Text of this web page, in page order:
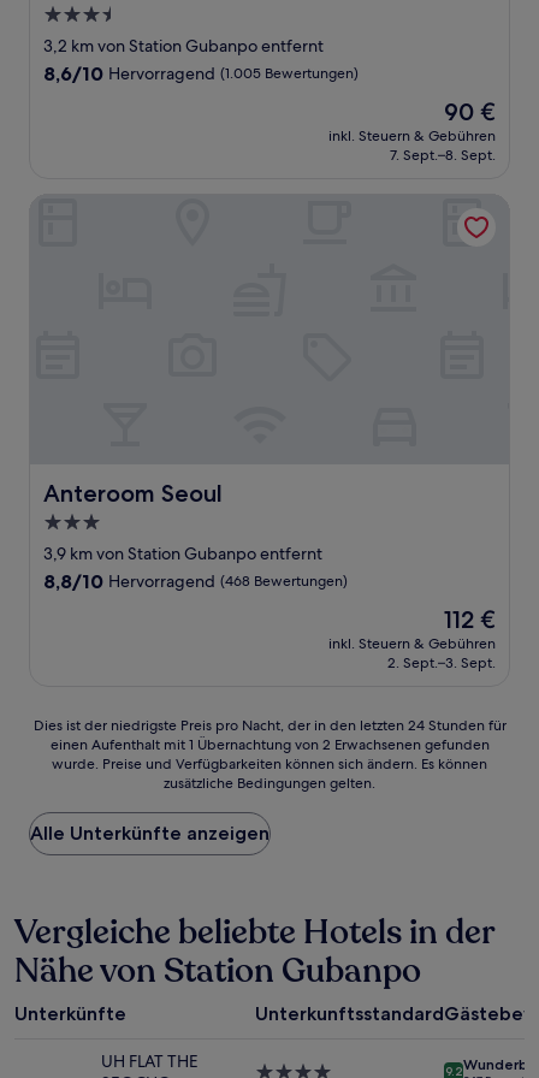
3.5-
Sterne-
Unterkunft
3,2 km von Station Gubanpo entfernt
8.6
8,6/10 Hervorragend (1.005 Bewertungen)
Der
Preis
beträgt
90 €
inkl. Steuern & Gebühren
7. Sept.–8. Sept.
Anteroom Seoul
Anteroom Seoul
3.0-
Sterne-
Unterkunft
3,9 km von Station Gubanpo entfernt
8.8
8,8/10 Hervorragend (468 Bewertungen)
Der
Preis
beträgt
112 €
inkl. Steuern & Gebühren
2. Sept.–3. Sept.
Dies
der
Preis
pro
Nacht,
den
letzten
24 Stunden
für
einen
1 Übernachtung
Dies ist der niedrigste Preis pro Nacht, der in den letzten 24 Stunden für
einen Aufenthalt mit 1 Übernachtung von 2 Erwachsenen gefunden
wurde. Preise und Verfügbarkeiten können sich ändern. Es können
zusätzliche Bedingungen gelten.
Alle Unterkünfte anzeigen
Vergleiche beliebte Hotels in der
Nähe von Station Gubanpo
Unterkünfte Unterkunftsstandard
UH FLAT THE
4.0-
9.2